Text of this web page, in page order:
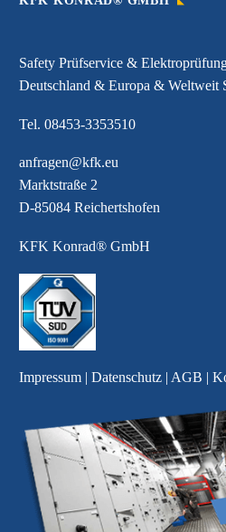
Safety Prüfservice &
Deutschland & Europa & Weltweit
Tel. 08453-3353510
anfragen@kfk.eu
Marktstraße 2
D-85084 Reichertshofen
KFK Konrad® GmbH
Impressum | Datenschutz | AGB |